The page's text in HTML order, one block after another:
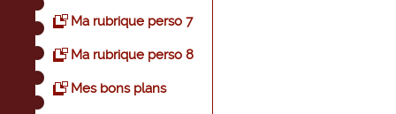
Ma rubrique perso 7
Ma rubrique perso 8
Mes bons plans